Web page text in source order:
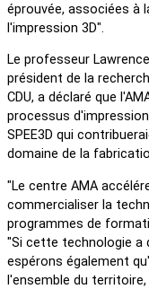
éprouvée, associées à
l'impression 3D".
Le professeur
président de la
CDU, a déclaré que
processus
SPEE3D qui
domaine de la
"Le centre AMA
commercialiser la
programmes de
"Si cette technologie a
espérons également
l'ensemble du